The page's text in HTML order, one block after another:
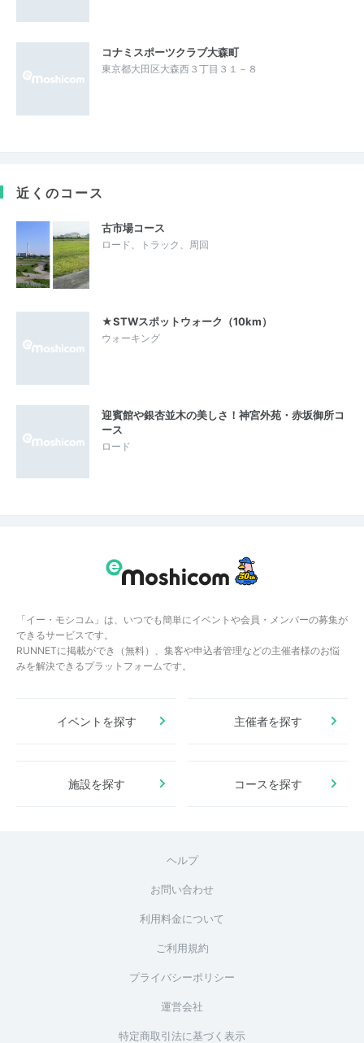
コナミスポーツクラブ大森町
東京都大田区大森西３丁目３１－８
近くのコース
古市場コース
ロード、トラック、周回
★STWスポットウォーク（10km）
ウォーキング
迎賓館や銀杏並木の美しさ！神宮外苑・赤坂御所コ
ース
ロード
「イー・モシコム」は、いつでも簡単にイベントや会員・メンバーの募集が
できるサービスです。
RUNNETに掲載ができ（無料）、集客や申込者管理などの主催者様のお悩
みを解決できるプラットフォームです。
イベントを探す 主催者を探す
施設を探す コースを探す
ヘルプ
お問い合わせ
利用料金について
ご利用規約
プライバシーポリシー
運営会社
特定商取引法に基づく表示